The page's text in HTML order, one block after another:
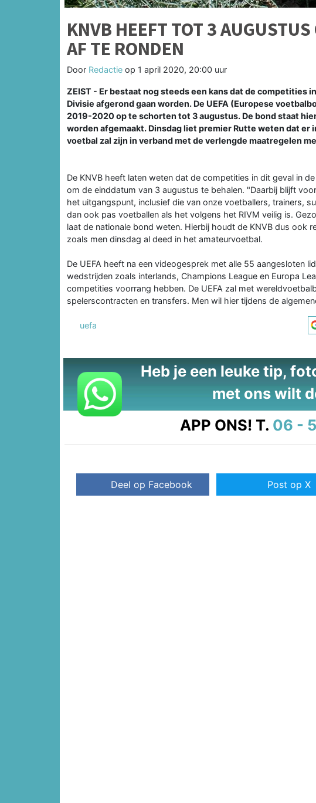
KNVB HEEFT TOT 3
AF TE RONDEN
Door Redactie op 1 april 2020, 20:00 uur
ZEIST - Er bestaat nog steeds een kans dat de competities
Divisie afgerond gaan worden. De UEFA (Europese
2019-2020 op te schorten tot 3 augustus. De bond staat
worden afgemaakt. Dinsdag liet premier Rutte weten dat er
voetbal zal zijn in verband met de verlengde maatregelen
De KNVB heeft laten weten dat de competities in dit geval in
om de einddatum van 3 augustus te behalen. "Daarbij blijft
het uitgangspunt, inclusief die van onze voetballers, trainers,
dan ook pas voetballen als het volgens het RIVM veilig is.
laat de nationale bond weten. Hierbij houdt de KNVB dus ook
zoals men dinsdag al deed in het amateurvoetbal.
De UEFA heeft na een videogesprek met alle 55 aangesloten
wedstrijden zoals interlands, Champions League en Europa
competities voorrang hebben. De UEFA zal met
spelerscontracten en transfers. Men wil hier tijdens de
uefa
Heb je een leuke tip,
met ons wilt
APP ONS! T. 06 -
Deel op Facebook Post op X